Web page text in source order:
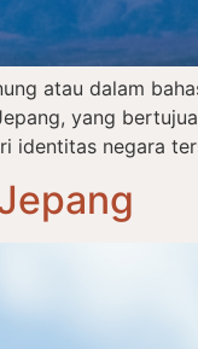
atau dalam
yang
identitas negara